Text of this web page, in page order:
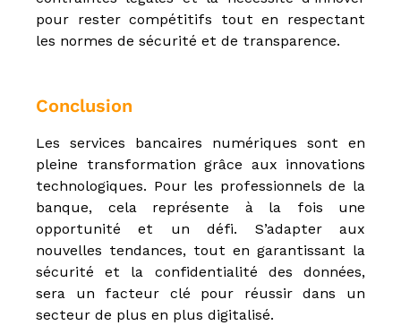
pour rester compétitifs tout en respectant
les normes de sécurité et de transparence.
Conclusion
Les services bancaires numériques sont en
pleine transformation grâce aux innovations
technologiques. Pour les professionnels de la
banque, cela représente à la fois une
opportunité et un défi. S’adapter aux
nouvelles tendances, tout en garantissant la
sécurité et la confidentialité des données,
sera un facteur clé pour réussir dans un
secteur de plus en plus digitalisé.